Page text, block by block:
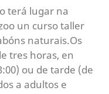
terá lugar na
un curso taller
naturais.Os
tres horas, en
ou de tarde (de
a adultos e